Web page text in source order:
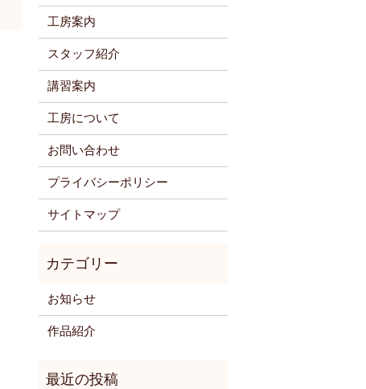
工房案内
スタッフ紹介
講習案内
工房について
お問い合わせ
プライバシーポリシー
サイトマップ
お知らせ
作品紹介